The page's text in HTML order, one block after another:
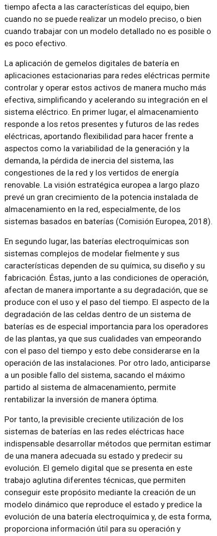
tiempo afecta a las características del equipo, bien
cuando no se puede realizar un modelo preciso, o bien
cuando trabajar con un modelo detallado no es posible o
es poco efectivo.
La aplicación de gemelos digitales de batería en
aplicaciones estacionarias para redes eléctricas permite
controlar y operar estos activos de manera mucho más
efectiva, simplificando y acelerando su integración en el
sistema eléctrico. En primer lugar, el almacenamiento
responde a los retos presentes y futuros de las redes
eléctricas, aportando flexibilidad para hacer frente a
aspectos como la variabilidad de la generación y la
demanda, la pérdida de inercia del sistema, las
congestiones de la red y los vertidos de energía
renovable. La visión estratégica europea a largo plazo
prevé un gran crecimiento de la potencia instalada de
almacenamiento en la red, especialmente, de los
sistemas basados en baterías (Comisión Europea, 2018).
En segundo lugar, las baterías electroquímicas son
sistemas complejos de modelar fielmente y sus
características dependen de su química, su diseño y su
fabricación. Éstas, junto a las condiciones de operación,
afectan de manera importante a su degradación, que se
produce con el uso y el paso del tiempo. El aspecto de la
degradación de las celdas dentro de un sistema de
baterías es de especial importancia para los operadores
de las plantas, ya que sus cualidades van empeorando
con el paso del tiempo y esto debe considerarse en la
operación de las instalaciones. Por otro lado, anticiparse
a un posible fallo del sistema, sacando el máximo
partido al sistema de almacenamiento, permite
rentabilizar la inversión de manera óptima.
Por tanto, la previsible creciente utilización de los
sistemas de baterías en las redes eléctricas hace
indispensable desarrollar métodos que permitan estimar
de una manera adecuada su estado y predecir su
evolución. El gemelo digital que se presenta en este
trabajo aglutina diferentes técnicas, que permiten
conseguir este propósito mediante la creación de un
modelo dinámico que reproduce el estado y predice la
evolución de una batería electroquímica y, de esta forma,
proporciona información útil para su operación y